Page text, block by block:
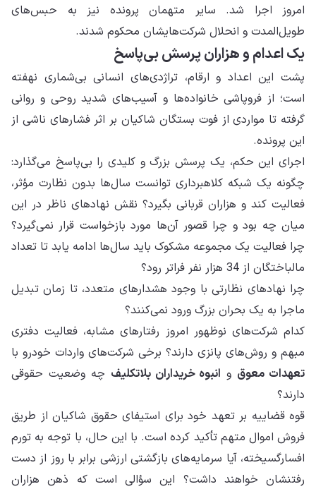
امروز اجرا شد. سایر متهمان پرونده نیز به حبس‌های
طویل‌المدت و انحلال شرکت‌هایشان محکوم شدند.
یک اعدام و هزاران پرسش بی‌پاسخ
پشت این اعداد و ارقام، تراژدی‌های انسانی بی‌شماری نهفته
است؛ از فروپاشی خانواده‌ها و آسیب‌های شدید روحی و روانی
گرفته تا مواردی از فوت بستگان شاکیان بر اثر فشار‌های ناشی از
این پرونده.
اجرای این حکم، یک پرسش بزرگ و کلیدی را بی‌پاسخ می‌گذارد:
چگونه یک شبکه کلاهبرداری توانست سال‌ها بدون نظارت مؤثر،
فعالیت کند و هزاران قربانی بگیرد؟ نقش نهادهای ناظر در این
میان چه بود و چرا قصور آن‌ها مورد بازخواست قرار نمی‌گیرد؟
چرا فعالیت یک مجموعه مشکوک باید سال‌ها ادامه یابد تا تعداد
مالباختگان از 34 هزار نفر فراتر رود؟
چرا نهادهای نظارتی با وجود هشدارهای متعدد، تا زمان تبدیل
ماجرا به یک بحران بزرگ ورود نمی‌کنند؟
کدام شرکت‌های نوظهور امروز رفتارهای مشابه، فعالیت دفتری
مبهم و روش‌های پانزی دارند؟ برخی شرکت‌های واردات خودرو با
تعهدات معوق و انبوه خریداران بلاتکلیف چه وضعیت حقوقی
دارند؟
قوه قضاییه بر تعهد خود برای استیفای حقوق شاکیان از طریق
فروش اموال متهم تأکید کرده است. با این حال، با توجه به تورم
افسارگسیخته، آیا سرمایه‌های بازگشتی ارزشی برابر با روز از دست
رفتنشان خواهند داشت؟ این سؤالی است که ذهن هزاران